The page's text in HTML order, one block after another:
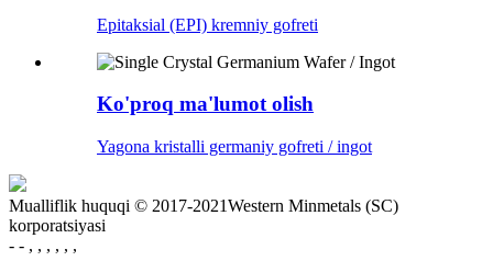
Epitaksial (EPI) kremniy gofreti
Ko'proq ma'lumot olish
Yagona kristalli germaniy gofreti / ingot
Mualliflik huquqi © 2017-2021Western Minmetals (SC)
korporatsiyasi
- - , , , , , ,